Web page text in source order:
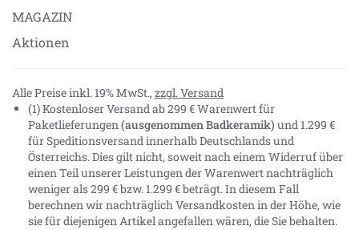
MAGAZIN
Aktionen
Alle Preise inkl. 19% MwSt., zzgl. Versand
(1) Kostenloser Versand ab 299 € Warenwert für
Paketlieferungen(ausgenommen Badkeramik) und 1.299 €
für Speditionsversand innerhalb Deutschlands und
Österreichs. Dies gilt nicht, soweit nach einem Widerruf über
einen Teil unserer Leistungen der Warenwert nachträglich
weniger als 299 € bzw. 1.299 € beträgt. In diesem Fall
berechnen wir nachträglich Versandkosten in der Höhe, wie
sie für diejenigen Artikel angefallen wären, die Sie behalten.